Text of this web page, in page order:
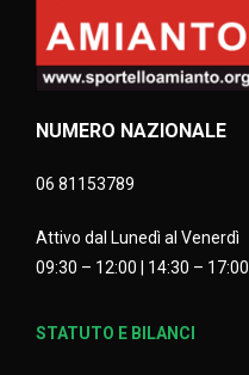
NUMERO NAZIONALE
06 81153789
Attivo dal Lunedì al Venerdì
09:30 – 12:00 | 14:30 – 17:00
STATUTO E BILANCI